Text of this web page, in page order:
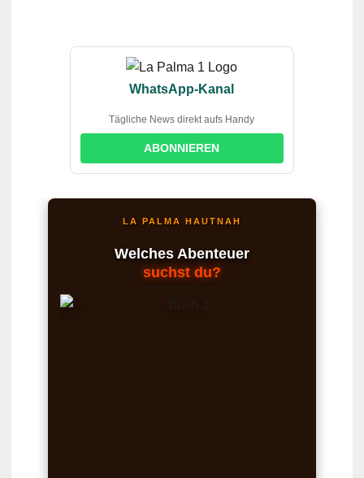
WhatsApp-Kanal
Tägliche News direkt aufs Handy
ABONNIEREN
LA PALMA HAUTNAH
Welches Abenteuer
suchst du?